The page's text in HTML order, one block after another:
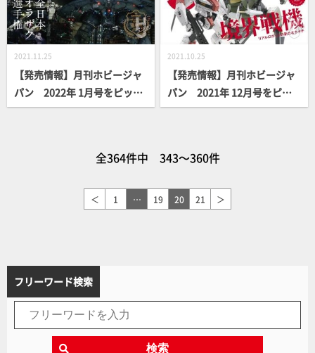
2021.11.25
【発売情報】月刊ホビージャ
パン 2022年 1月号をピック
アップ！
2021.10.25
【発売情報】月刊ホビージャ
パン 2021年 12月号をピッ
クアップ！
全364件中 343～360件
＜ 1 … 19 20 21 ＞
フリーワード検索
検索